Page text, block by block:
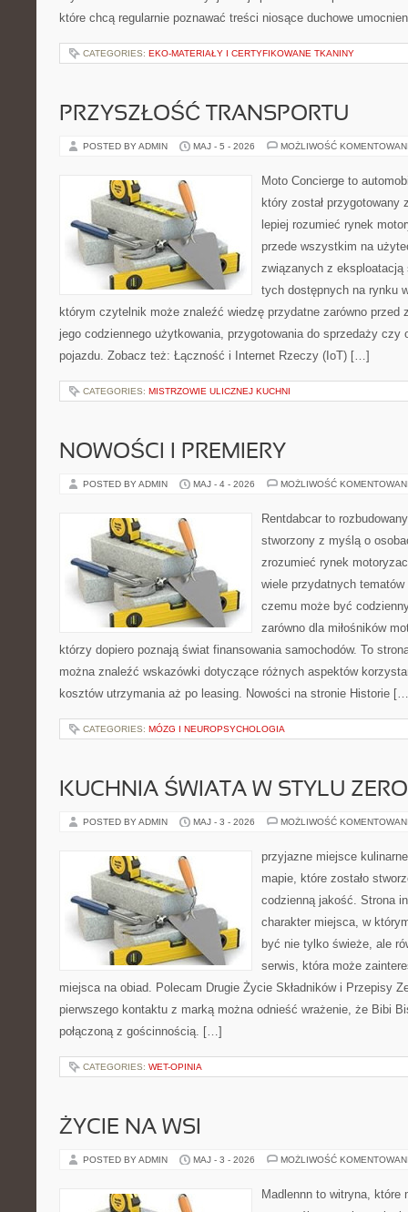
które chcą regularnie poznawać treści niosące duchowe
CATEGORIES: EKO-MATERIAŁY I CERTYFIKOWANE TKANINY
PRZYSZŁOŚĆ TRANSPORTU
POSTED BY ADMIN MAJ - 5 - 2026 MOŻLIWOŚĆ
Moto Concierge to
który został
lepiej rozumieć rynek
przede wszystkim na
związanych z eksploatacją
tych dostępnych na rynku
którym czytelnik może znaleźć wiedzę przydatne zarówno przed
jego codziennego użytkowania, przygotowania do sprzedaży czy
pojazdu. Zobacz też: Łączność i Internet Rzeczy (IoT) […]
CATEGORIES: MISTRZOWIE ULICZNEJ KUCHNI
NOWOŚCI I PREMIERY
POSTED BY ADMIN MAJ - 4 - 2026 MOŻLIWOŚĆ
Rentdabcar to
stworzony z myślą o
zrozumieć rynek
wiele przydatnych
czemu może być
zarówno dla miłośników
którzy dopiero poznają świat finansowania samochodów. To
można znaleźć wskazówki dotyczące różnych aspektów
kosztów utrzymania aż po leasing. Nowości na stronie Historie
CATEGORIES: MÓZG I NEUROPSYCHOLOGIA
KUCHNIA ŚWIATA W STYLU
POSTED BY ADMIN MAJ - 3 - 2026 MOŻLIWOŚĆ
przyjazne miejsce
mapie, które zostało
codzienną jakość. Strona
charakter miejsca, w
być nie tylko świeże, ale
serwis, która może
miejsca na obiad. Polecam Drugie Życie Składników i Przepisy
pierwszego kontaktu z marką można odnieść wrażenie, że Bibi
połączoną z gościnnością. […]
CATEGORIES: WET-OPINIA
ŻYCIE NA WSI
POSTED BY ADMIN MAJ - 3 - 2026 MOŻLIWOŚĆ
Madlennn to witryna, które